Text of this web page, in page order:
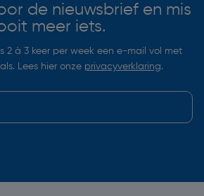
de nieuwsbrief en mis
meer iets.
2 à 3 keer per week een e-mail vol met
Lees hier onze privacyverklaring.